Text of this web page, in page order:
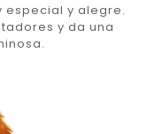
especial y alegre.
y da una